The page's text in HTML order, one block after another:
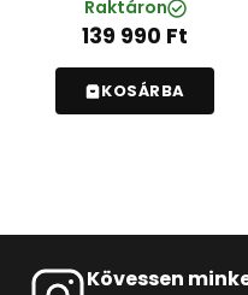
Raktáron
139 990 Ft
KOSÁRBA
Kövessen